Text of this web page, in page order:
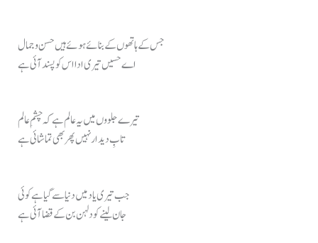
جس کے ہاتھوں کے بنائے ہوئے ہیں حسن و جمال
اے حسیں تیری ادا اس کو پسند آئی ہے
تیرے جلووں میں یہ عالم ہے کہ چشمِ عالم
تابِ دیدار نہیں پھر بھی تماشائی ہے
جب تیری یاد میں دنیا سے گیا ہے کوئی
جان لینے کو دلہن بن کے قضا آئی ہے